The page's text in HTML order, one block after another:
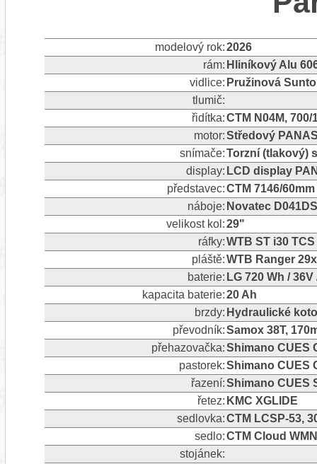
modelový rok:2026
rám: Hliníkový Alu
vidlice: Pružinová
tlumič:
řidítka:CTM N04M, 700/
motor:Středový
snímače:Torzní (tlakový)
display: LCD display
představec:CTM 7146/60mm
náboje: Novatec
velikost kol:29"
ráfky:WTB ST i30
pláště:WTB Ranger
baterie: LG 720 Wh /
kapacita baterie:20 Ah
brzdy: Hydraulické
převodník:Samox 38T,
přehazovačka:Shimano CUES
pastorek:Shimano CUES
řazení:Shimano CUES
řetez: KMC XGLIDE
sedlovka:CTM LCSP-53,
sedlo:CTM Cloud WMN
stojánek: